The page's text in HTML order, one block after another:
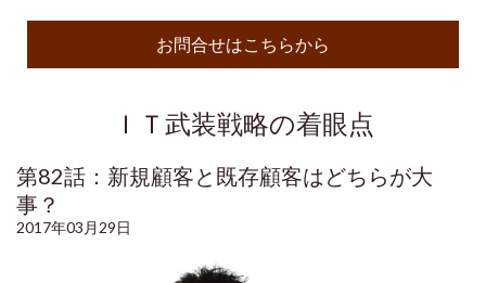
お問合せはこちらから
ＩＴ武装戦略の着眼点
第82話：新規顧客と既存顧客はどちらが大
事？
2017年03月29日